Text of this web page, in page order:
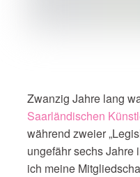
Zwanzig Jahre lang
Saarländischen
während zweier
ungefähr sechs Jahre
ich meine